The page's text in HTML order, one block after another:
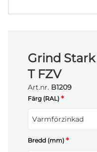
Grind
T FZV
Art.nr. B1209
Färg (RAL) *
Varmförzinkad
Bredd (mm) *